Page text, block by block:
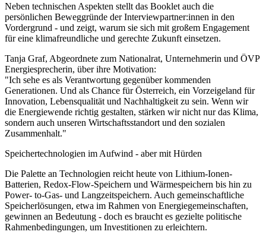
Neben technischen Aspekten stellt das Booklet auch die
persönlichen Beweggründe der Interviewpartner:innen in den
Vordergrund - und zeigt, warum sie sich mit großem Engagement
für eine klimafreundliche und gerechte Zukunft einsetzen.
Tanja Graf, Abgeordnete zum Nationalrat, Unternehmerin und ÖVP
Energiesprecherin, über ihre Motivation:
"Ich sehe es als Verantwortung gegenüber kommenden
Generationen. Und als Chance für Österreich, ein Vorzeigeland für
Innovation, Lebensqualität und Nachhaltigkeit zu sein. Wenn wir
die Energiewende richtig gestalten, stärken wir nicht nur das Klima,
sondern auch unseren Wirtschaftsstandort und den sozialen
Zusammenhalt."
Speichertechnologien im Aufwind - aber mit Hürden
Die Palette an Technologien reicht heute von Lithium-Ionen-
Batterien, Redox-Flow-Speichern und Wärmespeichern bis hin zu
Power- to-Gas- und Langzeitspeichern. Auch gemeinschaftliche
Speicherlösungen, etwa im Rahmen von Energiegemeinschaften,
gewinnen an Bedeutung - doch es braucht es gezielte politische
Rahmenbedingungen, um Investitionen zu erleichtern.